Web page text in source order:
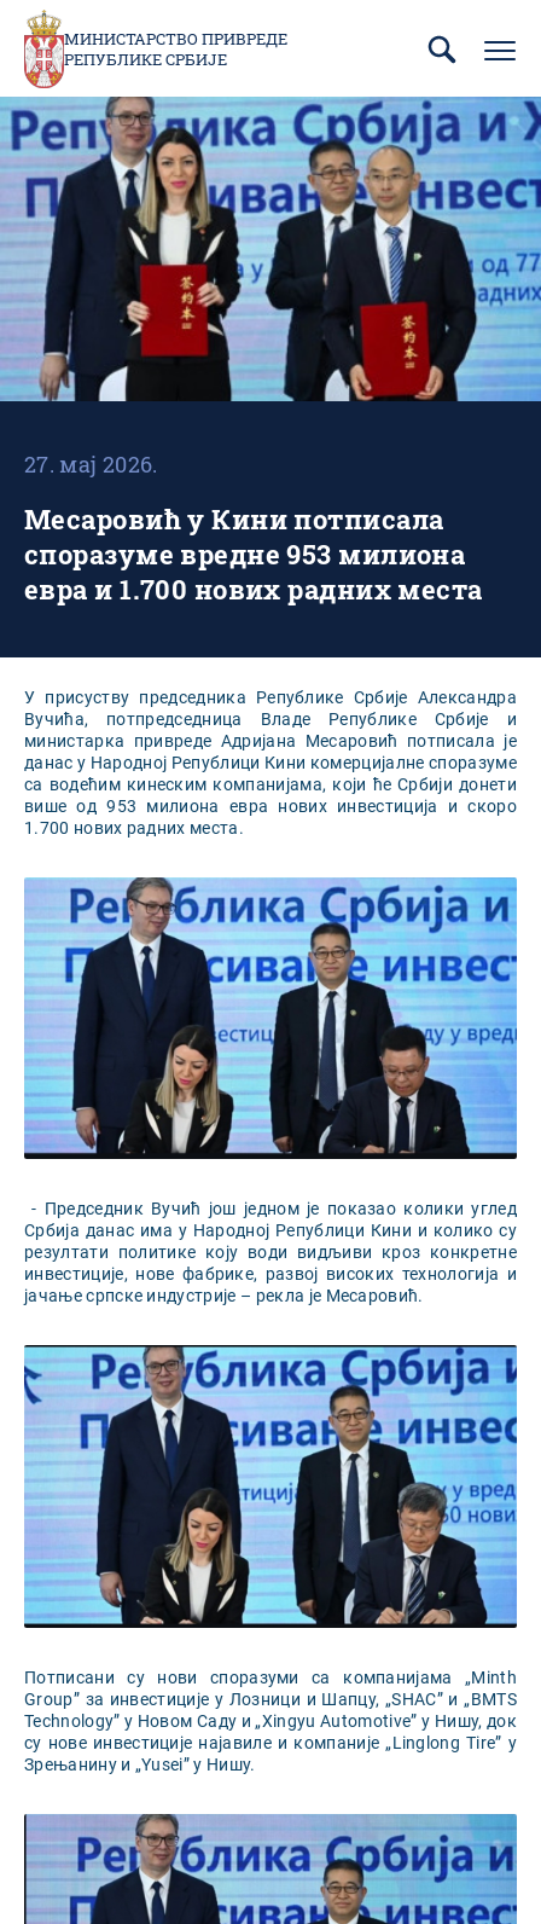
Пребаци
главни
део
садржаја
МИНИСТАРСТВО ПРИВРЕДЕ
РЕПУБЛИКЕ СРБИЈЕ
27. мај 2026.
Месаровић у Кини потписала
споразуме вредне 953 милиона
евра и 1.700 нових радних места
У присуству председника Републике Србије Александра
Вучића, потпредседница Владе Републике Србије и
министарка привреде Адријана Месаровић потписала је
данас у Народној Републици Кини комерцијалне споразуме
са водећим кинеским компанијама, који ће Србији донети
више од 953 милиона евра нових инвестиција и скоро
1.700 нових радних места.
- Председник Вучић још једном је показао колики углед
Србија данас има у Народној Републици Кини и колико су
резултати политике коју води видљиви кроз конкретне
инвестиције, нове фабрике, развој високих технологија и
јачање српске индустрије – рекла је Месаровић.
Потписани су нови споразуми са компанијама „Minth
Group” за инвестиције у Лозници и Шапцу, „SHAC” и „BMTS
Technology” у Новом Саду и „Xingyu Automotive” у Нишу, док
су нове инвестиције најавиле и компаније „Linglong Tire” у
Зрењанину и „Yusei” у Нишу.